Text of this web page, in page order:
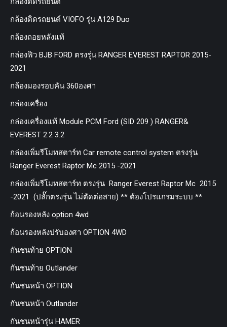
กล้องติดรถยนต์ VIOFO รุ่น A129 Duo
กล้องถอยหลังแท้
กล่องฟิว BJB FORD ตรงรุ่น RANGER EVEREST RAPTOR 2015-
2021
กล้องมองรอบคัน 360องศา
กล่องเครื่อง
กล่องเครื่องแท้ Module PCM Ford (SID 209 ) RANGER&
EVEREST 2.2 3.2
กล่องเพิ่มรีโมทสตาร์ท Car remote control system ตรงรุ่น
Ranger Everest Raptor Mc 2015 -2021
กล่องเพิ่มรีโมทสตาร์ท ตรงรุ่น Ranger Everest Raptor Mc 2015
-2021 (ปลั๊กตรงรุ่น ไม่ตัดต่อสาย) ** ต้องโปรแกรมระบบ **
ก้อนรองหลัง option 4wd
ก้อนรองหลังปรับองศา OPTION 4WD
กันชนท้าย OPTION
กันชนท้าย Outlander
กันชนหน้า OPTION
กันชนหน้า Outlander
กันชนหน้ารุ่น HAMER